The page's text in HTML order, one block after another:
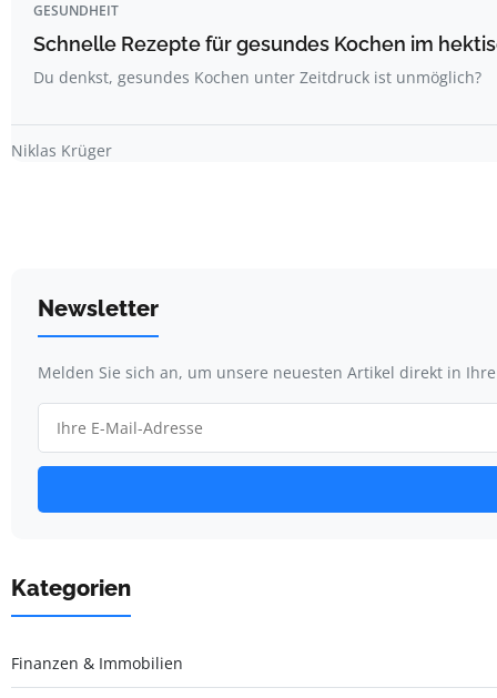
GESUNDHEIT
Schnelle Rezepte für gesundes Kochen im
Du denkst, gesundes Kochen unter Zeitdruck ist unmöglich?
Niklas Krüger
Newsletter
Melden Sie sich an, um unsere neuesten Artikel direkt in
Kategorien
Finanzen & Immobilien